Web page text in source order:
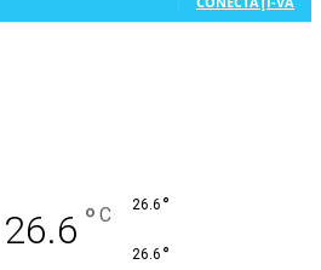
26.6 ° C 26.6 °
26.6 °